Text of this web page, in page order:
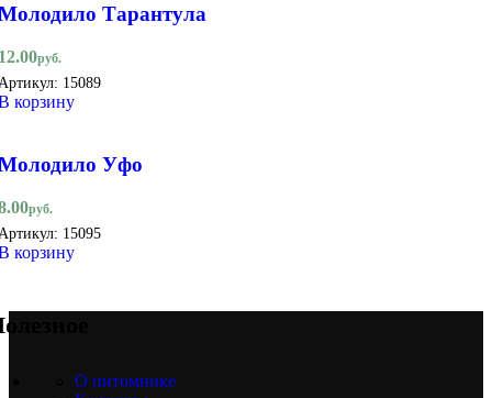
Тарантула
руб.
15089
корзину
Уфо
руб.
15095
корзину
О питомнике